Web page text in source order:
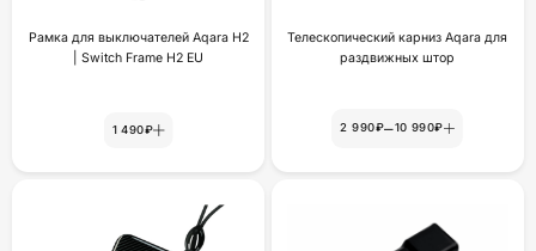
Рамка для выключателей Aqara H2
| Switch Frame H2 EU
1 490₽
Телескопический карниз Aqara для
раздвижных штор
2 990₽–10 990₽